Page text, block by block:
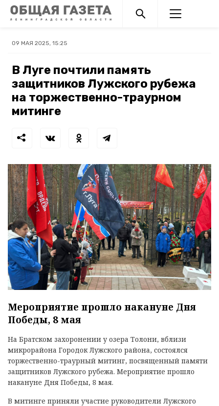
09 МАЯ 2025, 15:25
В Луге почтили память
защитников Лужского рубежа
на торжественно-траурном
митинге
Мероприятие прошло накануне Дня
Победы, 8 мая
На Братском захоронении у озера Толони, вблизи
микрорайона Городок Лужского района, состоялся
торжественно-траурный митинг, посвященный памяти
защитников Лужского рубежа. Мероприятие прошло
накануне Дня Победы, 8 мая.
В митинге приняли участие руководители Лужского